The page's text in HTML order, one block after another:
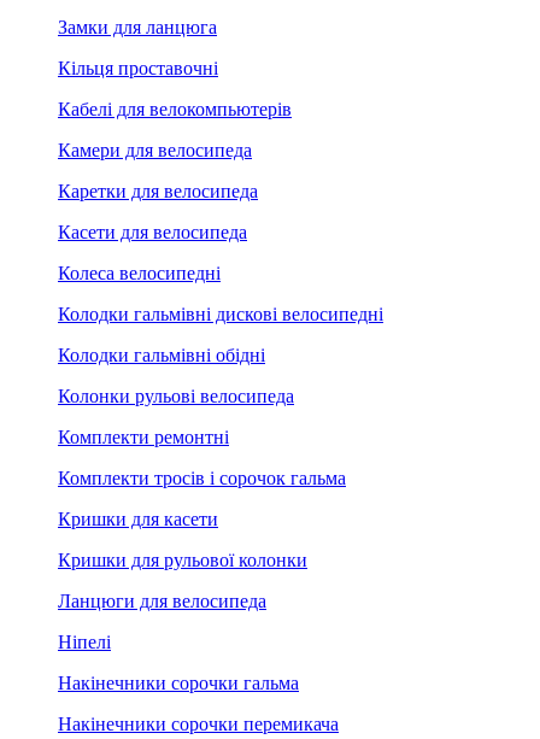
Замки для ланцюга
Кільця проставочні
Кабелі для велокомпьютерів
Камери для велосипеда
Каретки для велосипеда
Касети для велосипеда
Колеса велосипедні
Колодки гальмівні дискові велосипедні
Колодки гальмівні обідні
Колонки рульові велосипеда
Комплекти ремонтні
Комплекти тросів і сорочок гальма
Кришки для касети
Кришки для рульової колонки
Ланцюги для велосипеда
Ніпелі
Накінечники сорочки гальма
Накінечники сорочки перемикача